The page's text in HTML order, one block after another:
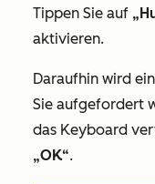
Tippen Sie auf
aktivieren.
Daraufhin wird
Sie aufgefordert
das Keyboard
„OK“.